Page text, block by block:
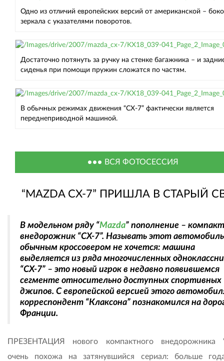
Одно из отличий европейских версий от американской –
зеркала с указателями поворотов.
Достаточно потянуть за ручку на стенке багажника – и
сиденья при помощи пружин сложатся по частям.
В обычных режимах движения “СХ-7” фактически является
переднеприводной машиной.
ВСЯ ФОТОСЕССИЯ
“MAZDA CX-7” ПРИШЛА В СТАРЫЙ
В модельном ряду “Mazda” пополнение –
внедорожник “СХ-7”. Называть этот автомобиль
обычным кроссовером не хочется: машина
выделяется из ряда многочисленных
“CX-7” – это новый игрок в недавно появившемся
сегменте относительно доступных спортивных
джипов. С европейской версией этого
корреспондент “Клаксона” познакомился на
Франции.
ПРЕЗЕНТАЦИЯ нового компактного внедорожника
очень похожа на затянувшийся сериал: больше